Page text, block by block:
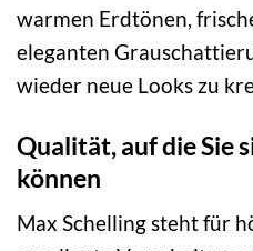
warmen Erdtönen,
eleganten
wieder neue Looks zu
Qualität, auf die Sie
können
Max Schelling steht für